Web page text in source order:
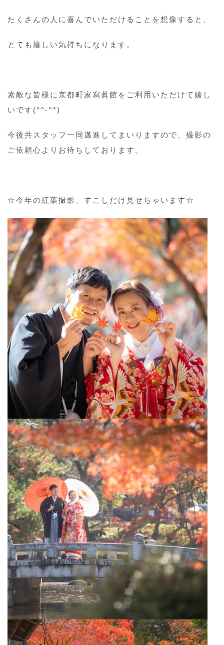
たくさんの人に喜んでいただけることを想像すると、
とても嬉しい気持ちになります。
素敵な皆様に京都町家寫眞館をご利用いただけて嬉し
いです(*^-^*)
今後共スタッフ一同邁進してまいりますので、撮影の
ご依頼心よりお待ちしております。
☆今年の紅葉撮影、すこしだけ見せちゃいます☆